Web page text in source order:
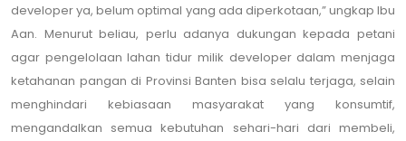
developer ya, belum optimal yang ada diperkotaan,” ungkap Ibu
Aan. Menurut beliau, perlu adanya dukungan kepada petani
agar pengelolaan lahan tidur milik developer dalam menjaga
ketahanan pangan di Provinsi Banten bisa selalu terjaga, selain
menghindari kebiasaan masyarakat yang konsumtif,
mengandalkan semua kebutuhan sehari-hari dari membeli,